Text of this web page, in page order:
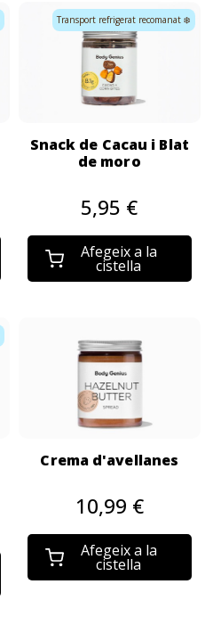
Transport refrigerat recomanat ❄️
Snack de Cacau i Blat
de moro
5,95 €
Afegeix a la
cistella
Crema d'avellanes
10,99 €
Afegeix a la
cistella